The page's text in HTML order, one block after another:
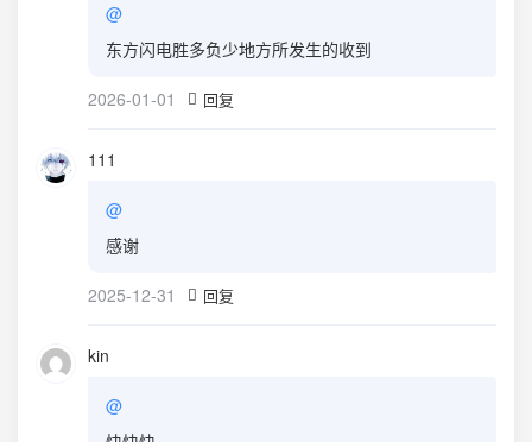
@
东方闪电胜多负少地方所发生的收到
2026-01-01 回复
111
@
感谢
2025-12-31 回复
kin
@